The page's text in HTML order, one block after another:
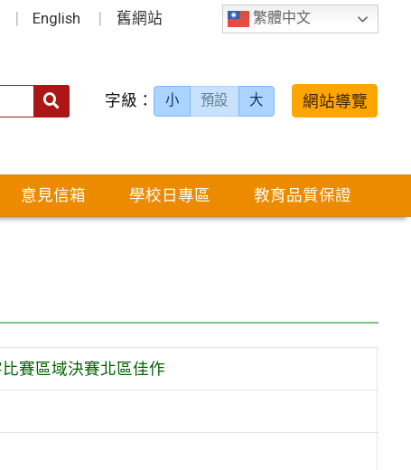
繁體中文
English 舊網站
字級： 小 預設 大 網站導覽
意見信箱 學校日專區 教育品質保證
賽區域決賽北區佳作